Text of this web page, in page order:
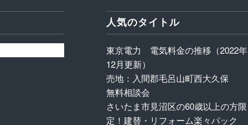
人気のタイトル
東京電力 電気料金の推移（2022年
12月更新）
売地：入間郡毛呂山町西大久保
無料相談会
さいたま市見沼区の60歳以上の方限
定！建替・リフォーム楽々パック